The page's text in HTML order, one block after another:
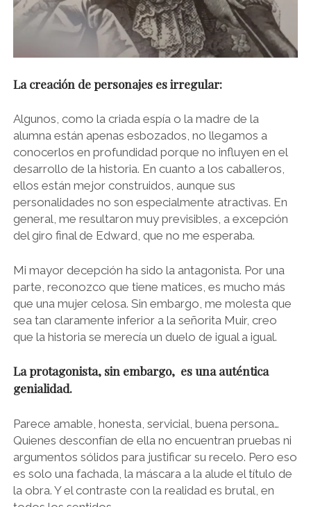
La creación de personajes es irregular:
Algunos, como la criada espía o la madre de la
alumna están apenas esbozados, no llegamos a
conocerlos en profundidad porque no influyen en el
desarrollo de la historia. En cuanto a los caballeros,
ellos están mejor construidos, aunque sus
personalidades no son especialmente atractivas. En
general, me resultaron muy previsibles, a excepción
del giro final de Edward, que no me esperaba.
Mi mayor decepción ha sido la antagonista. Por una
parte, reconozco que tiene matices, es mucho más
que una mujer celosa. Sin embargo, me molesta que
sea tan claramente inferior a la señorita Muir, creo
que la historia se merecía un duelo de igual a igual.
La protagonista, sin embargo, es una auténtica
genialidad.
Parece amable, honesta, servicial, buena persona…
Quienes desconfían de ella no encuentran pruebas ni
argumentos sólidos para justificar su recelo. Pero eso
es solo una fachada, la máscara a la alude el título de
la obra. Y el contraste con la realidad es brutal, en